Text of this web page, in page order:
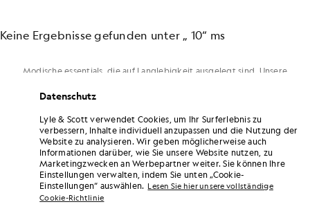
Keine Ergebnisse gefunden unter „ 10“ ms
Modische essentials, die auf Langlebigkeit ausgelegt sind. Unsere
einen Schritt weiter – denken Sie an elegante Pullover, vielseitige
eignen, und Oberbekleidung für jede Jahreszeit.
Mit der HerrenmodeLyle & Scott kreierst du einen Look mit klaren
Linien und bequemen Passformen, sodass du nahtlos vom
morgendlichen Kaffee zum Treffen mit deinen Freunden übergehen
kannst. Mit Lyle & Scott kannst du deine Herrengarderobe
außerdem mit einer umfassenden Auswahl anMützen,Taschenund
Accessoires.
Datenschutz
Lyle & Scott verwendet Cookies, um Ihr Surferlebnis zu
verbessern, Inhalte individuell anzupassen und die Nutzung der
Website zu analysieren. Wir geben möglicherweise auch
Informationen darüber, wie Sie unsere Website nutzen, zu
Marketingzwecken an Werbepartner weiter. Sie können Ihre
Einstellungen verwalten, indem Sie unten „Cookie-
Einstellungen“ auswählen. Lesen Sie hier unsere vollständige
Cookie-Richtlinie